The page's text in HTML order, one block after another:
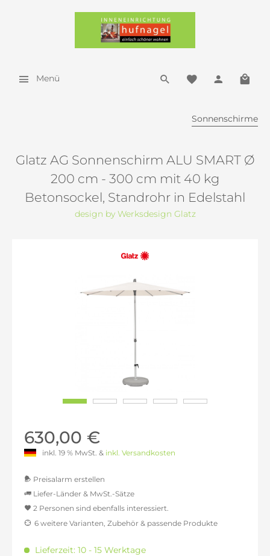
Menü
Sonnenschirme
Glatz AG Sonnenschirm ALU SMART Ø
200 cm - 300 cm mit 40 kg
Betonsockel, Standrohr in Edelstahl
design by Werksdesign Glatz
630,00 €
inkl. 19 % MwSt. & inkl. Versandkosten
Preisalarm erstellen
Liefer-Länder & MwSt.-Sätze
inkl. 16% MwSt.: 614,12 €
inkl. 21% MwSt.: 640,59 €
2 Personen sind ebenfalls interessiert.
6 weitere Varianten, Zubehör & passende Produkte
Lieferzeit: 10 - 15 Werktage